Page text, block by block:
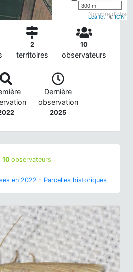
Nombre
300 m
Leaflet| ©IGN
2
territoires
10
observateurs
Dernière
observation
2025
10 observateurs
en 2022 - Parcelles historiques